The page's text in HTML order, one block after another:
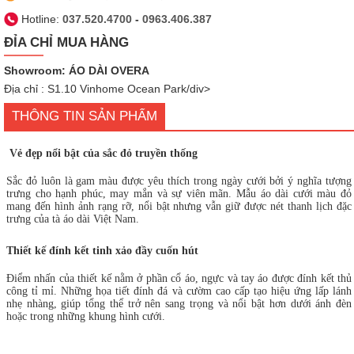
Hotline: 037.520.4700 - 0963.406.387
ĐỈA CHỈ MUA HÀNG
Showroom: ÁO DÀI OVERA
Địa chỉ : S1.10 Vinhome Ocean Park/div>
THÔNG TIN SẢN PHẨM
Vẻ đẹp nổi bật của sắc đỏ truyền thống
Sắc đỏ luôn là gam màu được yêu thích trong ngày cưới bởi ý nghĩa tượng
trưng cho hạnh phúc, may mắn và sự viên mãn. Mẫu áo dài cưới màu đỏ
mang đến hình ảnh rạng rỡ, nổi bật nhưng vẫn giữ được nét thanh lịch đặc
trưng của tà áo dài Việt Nam.
Thiết kế đính kết tinh xảo đầy cuốn hút
Điểm nhấn của thiết kế nằm ở phần cổ áo, ngực và tay áo được đính kết thủ
công tỉ mỉ. Những họa tiết đính đá và cườm cao cấp tạo hiệu ứng lấp lánh
nhẹ nhàng, giúp tổng thể trở nên sang trọng và nổi bật hơn dưới ánh đèn
hoặc trong những khung hình cưới.